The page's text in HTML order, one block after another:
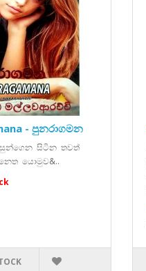
- පුනරාගමන
සිටින තවත්
යොමුව&..